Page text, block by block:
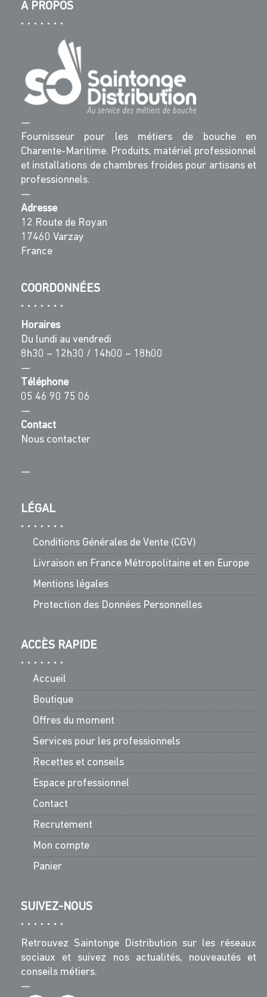
A PROPOS
—
Fournisseur pour les métiers de bouche en
Charente-Maritime. Produits, matériel professionnel
et installations de chambres froides pour artisans et
professionnels.
—
Adresse
12 Route de Royan
17460 Varzay
France
COORDONNÉES
Horaires
Du lundi au vendredi
8h30 – 12h30 / 14h00 – 18h00
—
Téléphone
05 46 90 75 06
—
Contact
Nous contacter
—
LÉGAL
Conditions Générales de Vente (CGV)
Livraison en France Métropolitaine et en Europe
Mentions légales
Protection des Données Personnelles
ACCÈS RAPIDE
Accueil
Boutique
Offres du moment
Services pour les professionnels
Recettes et conseils
Espace professionnel
Contact
Recrutement
Mon compte
Panier
SUIVEZ-NOUS
Retrouvez Saintonge Distribution sur les réseaux
sociaux et suivez nos actualités, nouveautés et
conseils métiers.
—